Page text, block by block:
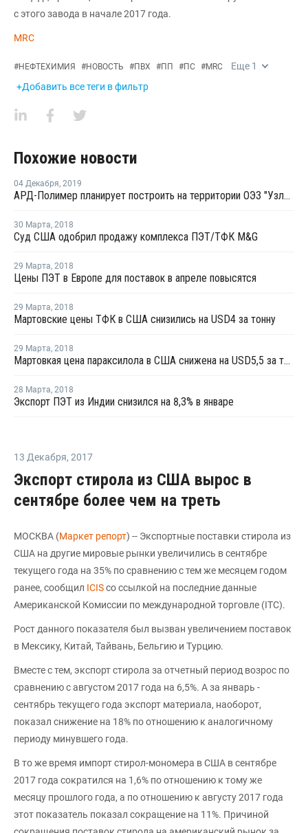
с этого завода в начале 2017 года.
MRC
#НЕФТЕХИМИЯ #НОВОСТЬ #ПВХ #ПП #ПС #MRC Еще 1
+Добавить все теги в фильтр
Похожие новости
04 Декабря, 2019
АРД-Полимер планирует построить на территории ОЭЗ "Узловая" производство пленок из ПЭТ
30 Марта, 2018
Суд США одобрил продажу комплекса ПЭТ/ТФК M&G
29 Марта, 2018
Цены ПЭТ в Европе для поставок в апреле повысятся
29 Марта, 2018
Мартовские цены ТФК в США снизились на USD4 за тонну
29 Марта, 2018
Мартовкая цена параксилола в США снижена на USD5,5 за тонну
28 Марта, 2018
Экспорт ПЭТ из Индии снизился на 8,3% в январе
13 Декабря, 2017
Экспорт стирола из США вырос в
сентябре более чем на треть
МОСКВА (Маркет репорт) -- Экспортные поставки стирола из
США на другие мировые рынки увеличились в сентябре
текущего года на 35% по сравнению с тем же месяцем годом
ранее, сообщил ICISсо ссылкой на последние данные
Американской Комиссии по международной торговле (ITC).
Рост данного показателя был вызван увеличением поставок
в Мексику, Китай, Тайвань, Бельгию и Турцию.
Вместе с тем, экспорт стирола за отчетный период возрос по
сравнению с августом 2017 года на 6,5%. А за январь -
сентябрь текущего года экспорт материала, наоборот,
показал снижение на 18% по отношению к аналогичному
периоду минувшего года.
В то же время импорт стирол-мономера в США в сентябре
2017 года сократился на 1,6% по отношению к тому же
месяцу прошлого года, а по отношению к августу 2017 года
этот показатель показал сокращение на 11%. Причиной